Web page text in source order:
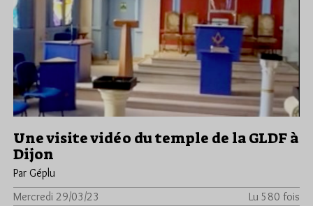
Une visite vidéo du temple de la GLDF à
Dijon
Par Géplu
Mercredi 29/03/23
Lu 580 fois